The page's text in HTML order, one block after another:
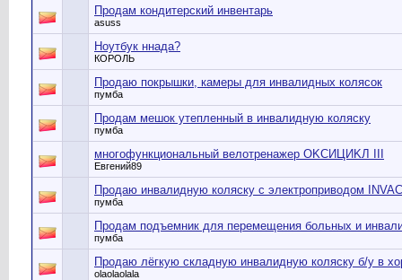
Продам кондитерский инвентарь
asuss
Ноутбук ннада?
КОРОЛЬ
Продаю покрышки, камеры для инвалидных колясок
пумба
Продам мешок утепленный в инвалидную коляску
пумба
мнoгoфункциoнaльный вeлoтpeнaжep OKCИЦИKЛ III
Евгений89
Продаю инвалидную коляску с электроприводом
пумба
Продам подъемник для перемещения больных и
пумба
Продаю лёгкую складную инвалидную коляску б/у в
olaolaolala